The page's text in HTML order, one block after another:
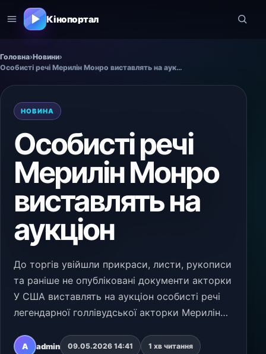
Кінопортал
Головна›Новини›
Особисті речі Мерилін Монро виставлять на аукціон
НОВИНА
Особисті речі
Мерилін Монро
виставлять на
аукціон
До торгів увійшли прикраси, листи, рукописи
та раніше не опубліковані документи акторки
У США виставлять на аукціон особисті речі
легендарної голлівудської акторки Мерилін
рукописні нотатки, картини, поезія та
A admin 09.05.2026 14:41 1 хв читання